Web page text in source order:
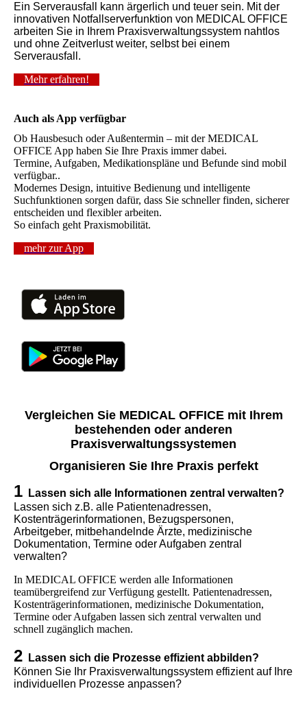
Ein Serverausfall kann ärgerlich und teuer sein. Mit der
innovativen Notfallserverfunktion von MEDICAL OFFICE
arbeiten Sie in Ihrem Praxisverwaltungssystem nahtlos
und ohne Zeitverlust weiter, selbst bei einem
Serverausfall.
Mehr erfahren!
Auch als App verfügbar
Ob Hausbesuch oder Außentermin – mit der MEDICAL
OFFICE App haben Sie Ihre Praxis immer dabei.
Termine, Aufgaben, Medikationspläne und Befunde sind mobil
verfügbar..
Modernes Design, intuitive Bedienung und intelligente
Suchfunktionen sorgen dafür, dass Sie schneller finden, sicherer
entscheiden und flexibler arbeiten.
So einfach geht Praxismobilität.
mehr zur App
Vergleichen Sie MEDICAL OFFICE mit Ihrem
bestehenden oder anderen
Praxisverwaltungssystemen
Organisieren Sie Ihre Praxis perfekt
1 Lassen sich alle Informationen zentral verwalten?
Lassen sich z.B. alle Patientenadressen,
Kostenträgerinformationen, Bezugspersonen,
Arbeitgeber, mitbehandelnde Ärzte, medizinische
Dokumentation, Termine oder Aufgaben zentral
verwalten?
In MEDICAL OFFICE werden alle Informationen
teamübergreifend zur Verfügung gestellt. Patientenadressen,
Kostenträgerinformationen, medizinische Dokumentation,
Termine oder Aufgaben lassen sich zentral verwalten und
schnell zugänglich machen.
2
Lassen sich die Prozesse effizient abbilden?
Können Sie Ihr Praxisverwaltungssystem effizient auf Ihre
individuellen Prozesse anpassen?